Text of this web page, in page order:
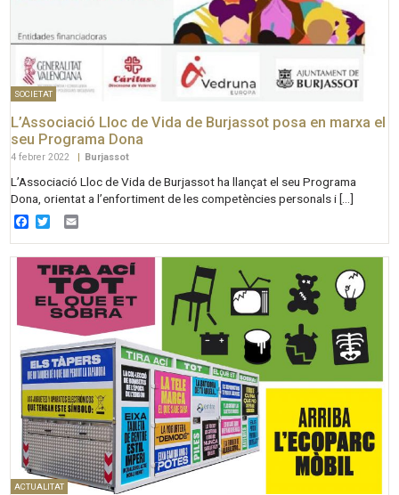
SOCIETAT
L’Associació Lloc de Vida de Burjassot posa en marxa el
seu Programa Dona
4 febrer 2022 | Burjassot
L’Associació Lloc de Vida de Burjassot ha llançat el seu Programa
Dona, orientat a l’enfortiment de les competències personals i […]
Facebook
Twitter
ACTUALITAT